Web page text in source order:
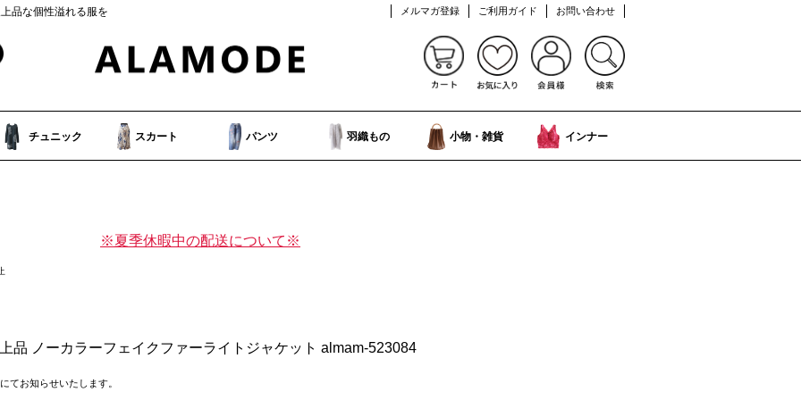
品な個性溢れる服を お問い合わせ
ご利用ガイド
メルマガ登録
チュニック スカート パンツ 羽織もの 小物・雑貨 インナー
※夏季休暇中の配送について※
品 ノーカラーフェイクファーライトジャケット almam-523084
てお知らせいたします。